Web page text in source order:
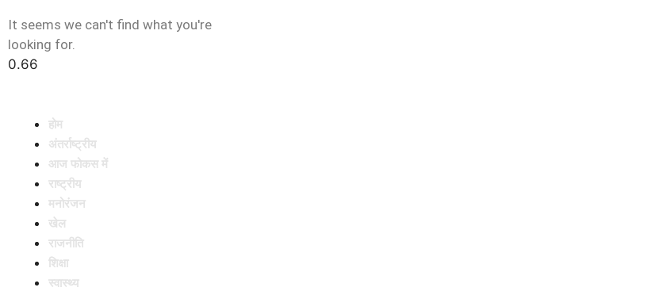
It seems we can't find what you're
looking for.
होम
अंतर्राष्ट्रीय
आज फोकस में
राष्ट्रीय
मनोरंजन
खेल
राजनीति
शिक्षा
स्वास्थ्य